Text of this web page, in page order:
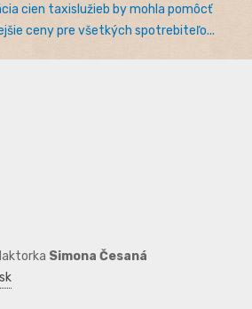
cien taxislužieb by mohla pomôcť
ceny pre všetkých spotrebiteľo...
Simona Česaná